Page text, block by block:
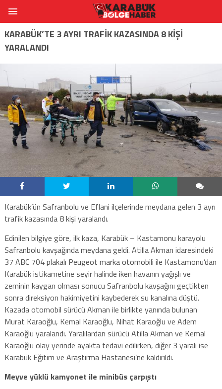
KARABÜK’TE 3 AYRI TRAFİK KAZASINDA 8 KİŞİ
YARALANDI
Karabük’ün Safranbolu ve Eflani ilçelerinde meydana gelen 3 ayrı
trafik kazasında 8 kişi yaralandı.
Edinilen bilgiye göre, ilk kaza, Karabük – Kastamonu karayolu
Safranbolu kavşağında meydana geldi. Atilla Akman idaresindeki
37 ABC 704 plakalı Peugeot marka otomobili ile Kastamonu’dan
Karabük istikametine seyir halinde iken havanın yağışlı ve
zeminin kaygan olması sonucu Safranbolu kavşağını geçtikten
sonra direksiyon hakimiyetini kaybederek su kanalına düştü.
Kazada otomobil sürücü Akman ile birlikte yanında bulunan
Murat Karaoğlu, Kemal Karaoğlu, Nihat Karaoğlu ve Adem
Karaoğlu yaralandı. Yaralılardan sürücü Atilla Akman ve Kemal
Karaoğlu olay yerinde ayakta tedavi edilirken, diğer 3 yaralı ise
Karabük Eğitim ve Araştırma Hastanesi’ne kaldırıldı.
Meyve yüklü kamyonet ile minibüs çarpıştı